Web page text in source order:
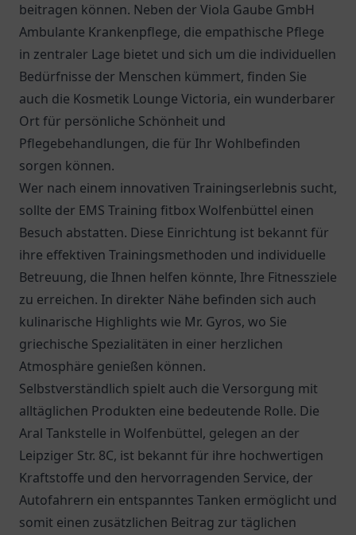
beitragen können. Neben der Viola Gaube GmbH
Ambulante Krankenpflege, die empathische Pflege
in zentraler Lage bietet und sich um die individuellen
Bedürfnisse der Menschen kümmert, finden Sie
auch die Kosmetik Lounge Victoria, ein wunderbarer
Ort für persönliche Schönheit und
Pflegebehandlungen, die für Ihr Wohlbefinden
sorgen können.
Wer nach einem innovativen Trainingserlebnis sucht,
sollte der EMS Training fitbox Wolfenbüttel einen
Besuch abstatten. Diese Einrichtung ist bekannt für
ihre effektiven Trainingsmethoden und individuelle
Betreuung, die Ihnen helfen könnte, Ihre Fitnessziele
zu erreichen. In direkter Nähe befinden sich auch
kulinarische Highlights wie Mr. Gyros, wo Sie
griechische Spezialitäten in einer herzlichen
Atmosphäre genießen können.
Selbstverständlich spielt auch die Versorgung mit
alltäglichen Produkten eine bedeutende Rolle. Die
Aral Tankstelle in Wolfenbüttel, gelegen an der
Leipziger Str. 8C, ist bekannt für ihre hochwertigen
Kraftstoffe und den hervorragenden Service, der
Autofahrern ein entspanntes Tanken ermöglicht und
somit einen zusätzlichen Beitrag zur täglichen